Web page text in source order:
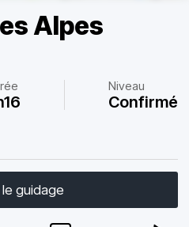
Alpes
Niveau
Confirmé
guidage